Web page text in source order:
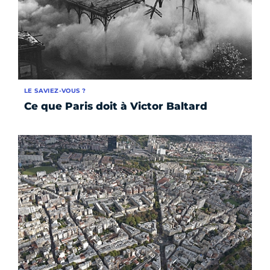
Ce que Paris doit à Victor Baltard
LE SAVIEZ-VOUS ?